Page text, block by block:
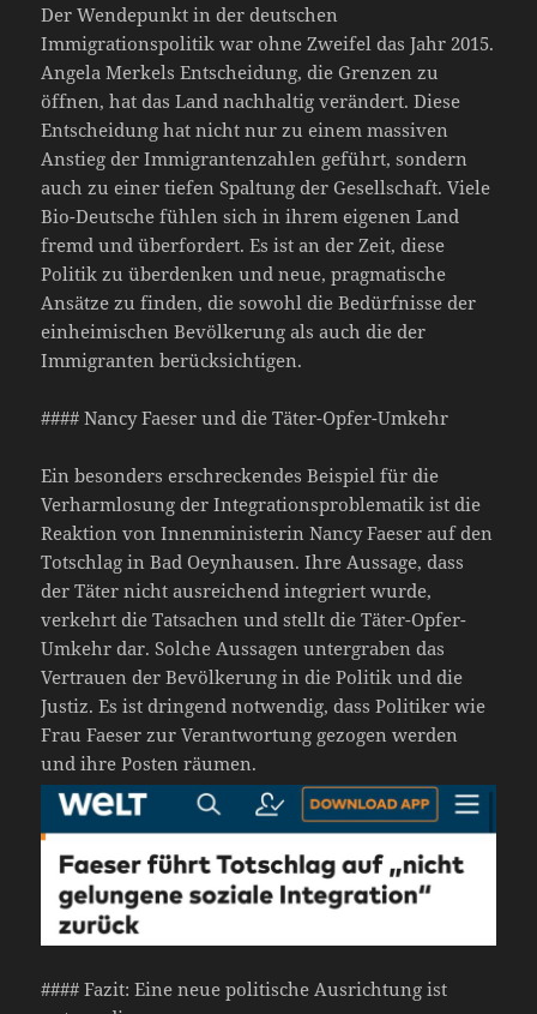
Der Wendepunkt in der deutschen
Immigrationspolitik war ohne Zweifel das Jahr 2015.
Angela Merkels Entscheidung, die Grenzen zu
öffnen, hat das Land nachhaltig verändert. Diese
Entscheidung hat nicht nur zu einem massiven
Anstieg der Immigrantenzahlen geführt, sondern
auch zu einer tiefen Spaltung der Gesellschaft. Viele
Bio-Deutsche fühlen sich in ihrem eigenen Land
fremd und überfordert. Es ist an der Zeit, diese
Politik zu überdenken und neue, pragmatische
Ansätze zu finden, die sowohl die Bedürfnisse der
einheimischen Bevölkerung als auch die der
Immigranten berücksichtigen.
#### Nancy Faeser und die Täter-Opfer-Umkehr
Ein besonders erschreckendes Beispiel für die
Verharmlosung der Integrationsproblematik ist die
Reaktion von Innenministerin Nancy Faeser auf den
Totschlag in Bad Oeynhausen. Ihre Aussage, dass
der Täter nicht ausreichend integriert wurde,
verkehrt die Tatsachen und stellt die Täter-Opfer-
Umkehr dar. Solche Aussagen untergraben das
Vertrauen der Bevölkerung in die Politik und die
Justiz. Es ist dringend notwendig, dass Politiker wie
Frau Faeser zur Verantwortung gezogen werden
und ihre Posten räumen.
#### Fazit: Eine neue politische Ausrichtung ist